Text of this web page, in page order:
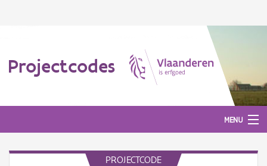
Projectcodes
MENU
PROJECTCODE